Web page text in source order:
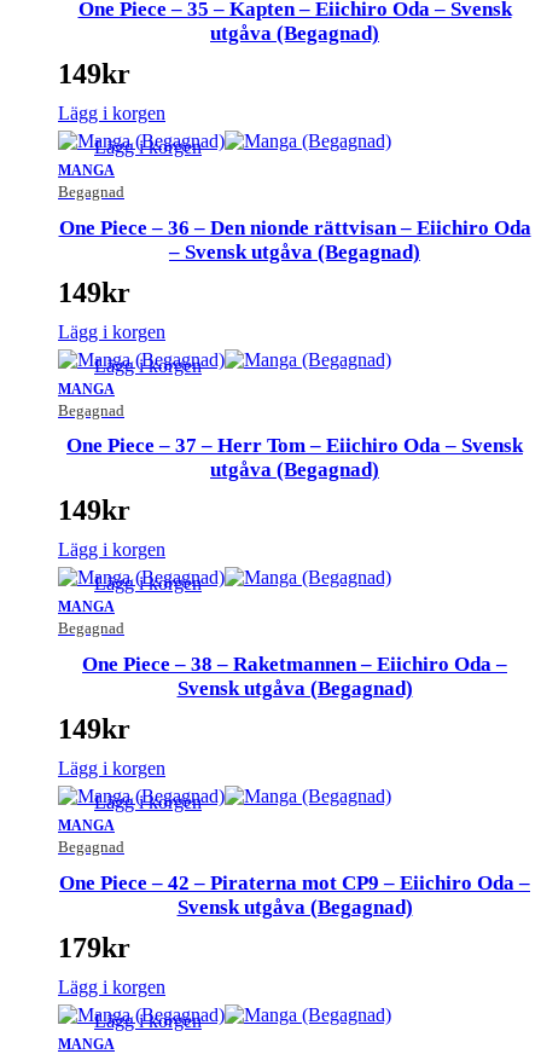
One Piece – 35 – Kapten – Eiichiro Oda – Svensk
utgåva (Begagnad)
149kr
Lägg i korgen
MANGA
Begagnad
Lägg i korgen
One Piece – 36 – Den nionde rättvisan – Eiichiro Oda
– Svensk utgåva (Begagnad)
149kr
Lägg i korgen
MANGA
Begagnad
Lägg i korgen
One Piece – 37 – Herr Tom – Eiichiro Oda – Svensk
utgåva (Begagnad)
149kr
Lägg i korgen
MANGA
Begagnad
Lägg i korgen
One Piece – 38 – Raketmannen – Eiichiro Oda –
Svensk utgåva (Begagnad)
149kr
Lägg i korgen
MANGA
Begagnad
Lägg i korgen
One Piece – 42 – Piraterna mot CP9 – Eiichiro Oda –
Svensk utgåva (Begagnad)
179kr
Lägg i korgen
MANGA
Lägg i korgen